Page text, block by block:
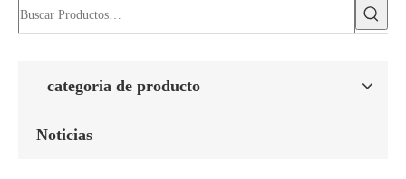
categoria de producto
Noticias